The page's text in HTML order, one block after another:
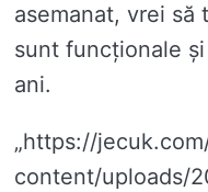
asemanat, vrei să
sunt funcționale
ani.
„https://
content/uploads/